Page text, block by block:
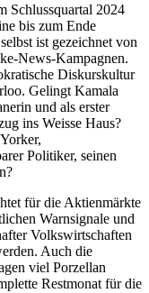
Schlussquartal 2024
bis zum Ende
ist gezeichnet von
News-Kampagnen.
Diskurskultur
Gelingt Kamala
und als erster
ins Weisse Haus?
Politiker, seinen
für die Aktienmärkte
Warnsignale und
Volkswirtschaften
Auch die
viel Porzellan
Restmonat für die